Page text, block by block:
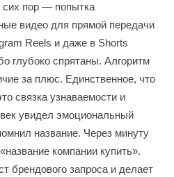
пор — попытка
видео для прямой передачи
Reels и даже в Shorts
глубоко спрятаны. Алгоритм
за плюс. Единственное, что
связка узнаваемости и
увидел эмоциональный
название. Через минуту
компании купить».
брендового запроса и делает